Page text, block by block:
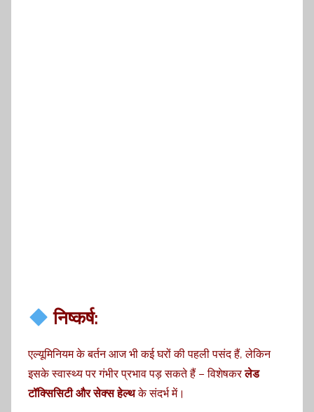
निष्कर्ष:
एल्यूमिनियम के बर्तन आज भी कई घरों की पहली पसंद हैं, लेकिन
इसके स्वास्थ्य पर गंभीर प्रभाव पड़ सकते हैं – विशेषकरलेड
टॉक्सिसिटी और सेक्स हेल्थके संदर्भ में।